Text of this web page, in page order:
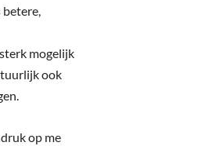
betere,
mogelijk
ook
op me